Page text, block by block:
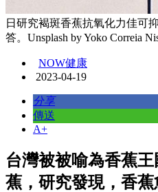
日研究褐斑香蕉抗氧化力佳可
答。Unsplash by Yoko Correia
NOW健康
2023-04-19
分享
傳送
A+
台灣被被喻為香蕉
蕉，研究發現，香